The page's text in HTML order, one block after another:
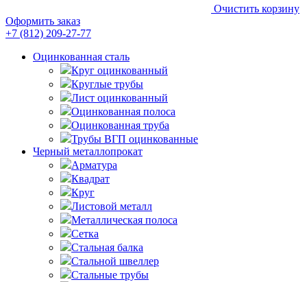
Очистить корзину
Оформить заказ
+7 (812) 209-27-77
Оцинкованная сталь
Круг оцинкованный
Круглые трубы
Лист оцинкованный
Оцинкованная полоса
Оцинкованная труба
Трубы ВГП оцинкованные
Черный металлопрокат
Арматура
Квадрат
Круг
Листовой металл
Металлическая полоса
Сетка
Стальная балка
Стальной швеллер
Стальные трубы